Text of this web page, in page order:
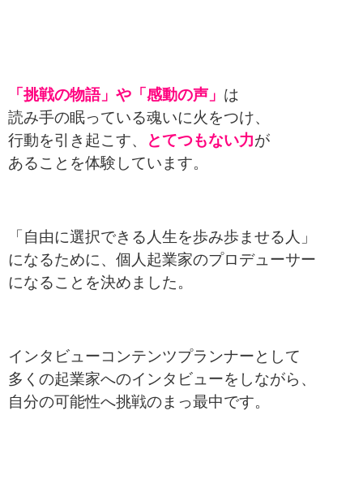
「挑戦の物語」や「感動の声」 は
読み手の眠っている魂いに火をつけ、
行動を引き起こす、
とてつもない力が
あることを体験しています。
「自由に選択できる人生を歩み歩ませる人」
になるために、 個人起業家のプロデューサー
になることを決めました。
インタビューコンテンツプランナーとして
多くの起業家へのインタビューをしながら、
自分の可能性へ挑戦のまっ最中です。